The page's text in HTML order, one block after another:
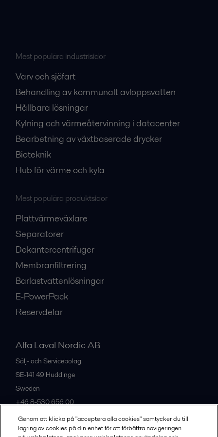
Mest populära industrisidor
Varv och sjöfart
Behandling av kommunalt avloppsvatten
Hållbara lösningar
Kylning och värmeåtervinning i datacenter
Bearbetning av växtbaserade drycker
Bioteknik
Hub för värme och kyla
Mest populära produktsidor
Plattvärmeväxlare
Separatorer
Dekantercentrifuger
Membranfiltrering
Barlastvattenlösningar
E-PowerPack
Reservdelar
Alfa Laval Nordic AB
Sälj- och Servicebolag
SE-141 49 Huddinge
Sweden
+46 8-530 656 00
Alla kontor och partners
Genom att klicka på "acceptera alla cookies" samtycker du till
lagring av cookies på din enhet för att förbättra navigeringen